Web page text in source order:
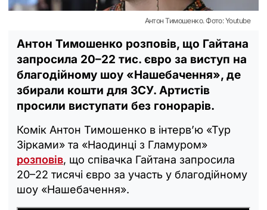
Антон Тимошенко. Фото: Youtube
Антон Тимошенко розповів, що Гайтана
запросила 20–22 тис. євро за виступ на
благодійному шоу «Нашебачення», де
збирали кошти для ЗСУ. Артистів
просили виступати без гонорарів.
Комік Антон Тимошенко в інтерв’ю «Тур
Зірками» та «Наодинці з Гламуром»
розповів, що співачка Гайтана запросила
20–22 тисячі євро за участь у благодійному
шоу «Нашебачення».